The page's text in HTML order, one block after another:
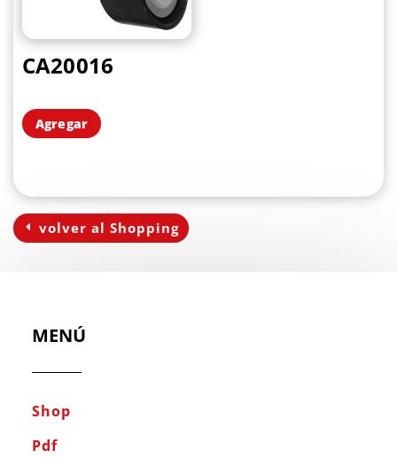
CA20016
Agregar
volver al Shopping
MENÚ
Shop
Pdf